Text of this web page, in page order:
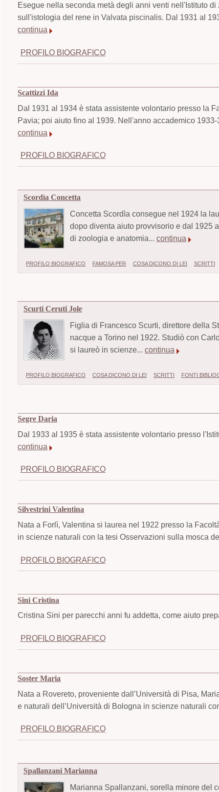
Esegue nella seconda metà degli anni venti nell'Istituto
sull'istologia del rene in Valvata piscinalis. Dal 1931 al
continua
PROFILO BIOGRAFICO
Scattizzi Ida
Dal 1931 al 1934 è stata assistente volontario presso la
Pavia; poi aiuto fino al 1939. Nell'anno accademico
continua
PROFILO BIOGRAFICO
Scordìa Concetta
Concetta Scordìa consegue nel 1924 la
dopo diventa aiuto provvisorio e dal 1925
di zoologia e anatomia... continua
PROFILO BIOGRAFICO FAMOSA PER COSA DICONO DI LEI SCRITTI
Scurti Ceruti Jole
Figlia di Francesco Scurti, direttore della
nacque a Torino nel 1922. Studiò con
si laureò in scienze... continua
PROFILO BIOGRAFICO COSA DICONO DI LEI SCRITTI FONTI
Segre Daria
Dal 1933 al 1935 è stata assistente volontario presso
continua
PROFILO BIOGRAFICO
Silvestrini Valentina
Nata a Forlì, Valentina si laurea nel 1922 presso la
in scienze naturali con la tesi Osservazioni sulla mosca
PROFILO BIOGRAFICO
Sini Cristina
Cristina Sini per parecchi anni fu addetta, come aiuto
PROFILO BIOGRAFICO
Soster Maria
Nata a Rovereto, proveniente dall’Università di Pisa,
e naturali dell’Università di Bologna in scienze naturali
PROFILO BIOGRAFICO
Spallanzani Marianna
Marianna Spallanzani, sorella minore del